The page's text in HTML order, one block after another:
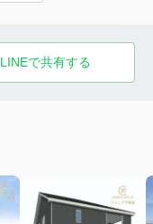
LINEで共有する